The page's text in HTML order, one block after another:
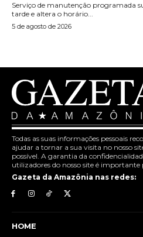
Serviço de manutenção programada
tarde e altera o horário...
5 de agosto de 2026
Todas as suas informações pessoais
ajudar a tornar a sua visita no nosso
possível. A garantia da
utilizadores do nosso site é
Gazeta da Amazônia nas redes:
HOME